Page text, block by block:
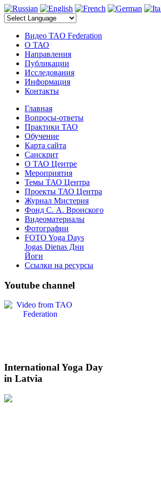
электронные компоненты
Видео TAO Federation
О ТАО
Направления
Публикации
Исследования
Информация
Контакты
Главная
Вопросы-ответы
Практики ТАО
Обучение
Карта сайта
Санскрит
О ТАО Центре
Мероприятия
Темы ТАО Центра
Проекты ТАО Центра
Журнал Мистерия
Фонд С. А. Вронского
Видеоматериалы
Фотографии
FOTO Yoga Days
Jogas Dienas Дни
Йоги
Ссылки на ресурсы
Youtube channel
InternationalYoga Day
in Latvia